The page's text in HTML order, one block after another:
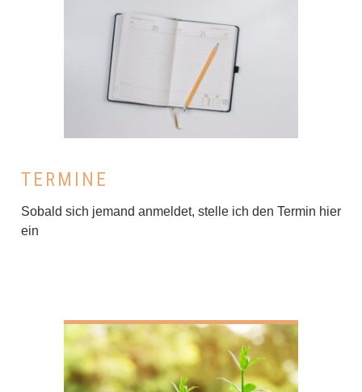
TERMINE
Sobald sich jemand anmeldet, stelle ich den Termin hier
ein